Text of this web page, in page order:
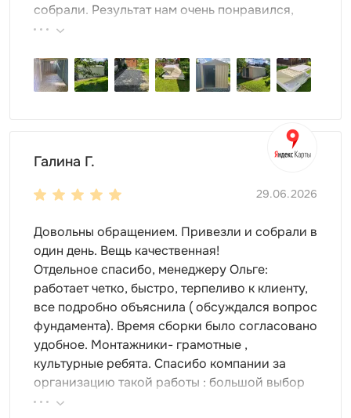
собрали. Результат нам очень понравился,
поэтому всем советуем эту фирму.
Галина Г.
29.06.2026
Довольны обращением. Привезли и собрали в
один день. Вещь качественная!
Отдельное спасибо, менеджеру Ольге:
работает четко, быстро, терпеливо к клиенту,
все подробно объяснила ( обсуждался вопрос
фундамента). Время сборки было согласовано
удобное. Монтажники- грамотные ,
культурные ребята. Спасибо компании за
организацию такой работы : большой выбор
продукции, реальные цены.